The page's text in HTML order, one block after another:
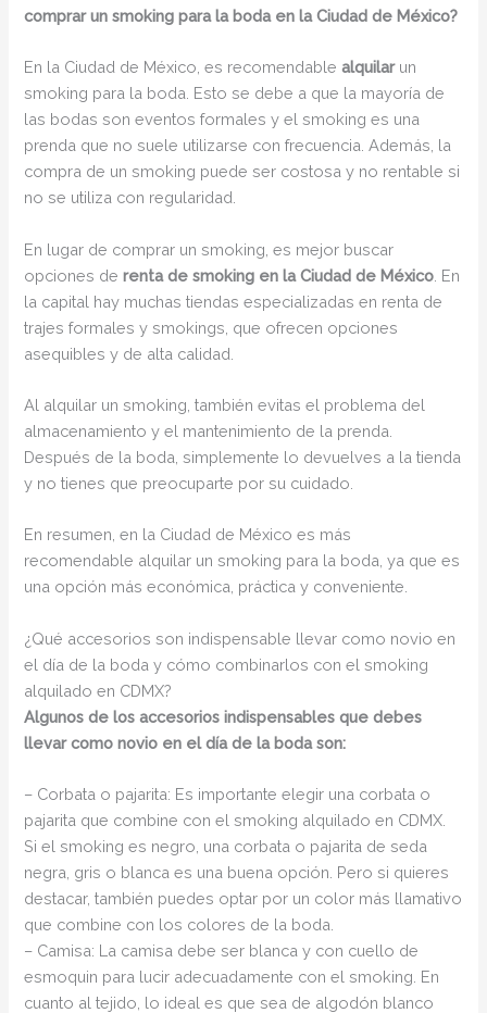
comprar un smoking para la boda en la Ciudad de México?
En la Ciudad de México, es recomendablealquilarun
smoking para la boda. Esto se debe a que la mayoría de
las bodas son eventos formales y el smoking es una
prenda que no suele utilizarse con frecuencia. Además, la
compra de un smoking puede ser costosa y no rentable si
no se utiliza con regularidad.
En lugar de comprar un smoking, es mejor buscar
opciones derenta de smoking en la Ciudad de México . En
la capital hay muchas tiendas especializadas en renta de
trajes formales y smokings, que ofrecen opciones
asequibles y de alta calidad.
Al alquilar un smoking, también evitas el problema del
almacenamiento y el mantenimiento de la prenda.
Después de la boda, simplemente lo devuelves a la tienda
y no tienes que preocuparte por su cuidado.
En resumen, en la Ciudad de México es más
recomendable alquilar un smoking para la boda, ya que es
una opción más económica, práctica y conveniente.
¿Qué accesorios son indispensable llevar como novio en
el día de la boda y cómo combinarlos con el smoking
alquilado en CDMX?
Algunos de los accesorios indispensables que debes
llevar como novio en el día de la boda son:
– Corbata o pajarita: Es importante elegir una corbata o
pajarita que combine con el smoking alquilado en CDMX.
Si el smoking es negro, una corbata o pajarita de seda
negra, gris o blanca es una buena opción. Pero si quieres
destacar, también puedes optar por un color más llamativo
que combine con los colores de la boda.
– Camisa: La camisa debe ser blanca y con cuello de
esmoquin para lucir adecuadamente con el smoking. En
cuanto al tejido, lo ideal es que sea de algodón blanco